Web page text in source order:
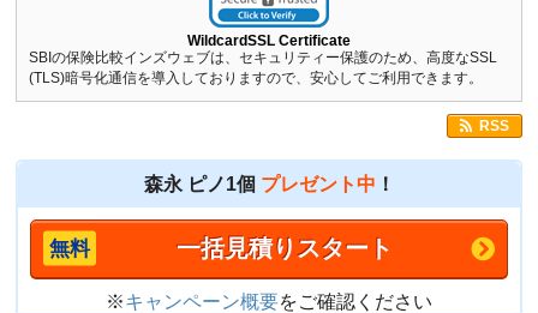
WildcardSSL Certificate
SBIの保険比較インズウェブは、セキュリティー保護のため、高度なSSL
(TLS)暗号化通信を導入しておりますので、安心してご利用できます。
RSS
森永 ピノ1個 プレゼント中 ！
一括見積りスタート
※キャンペーン概要をご確認ください